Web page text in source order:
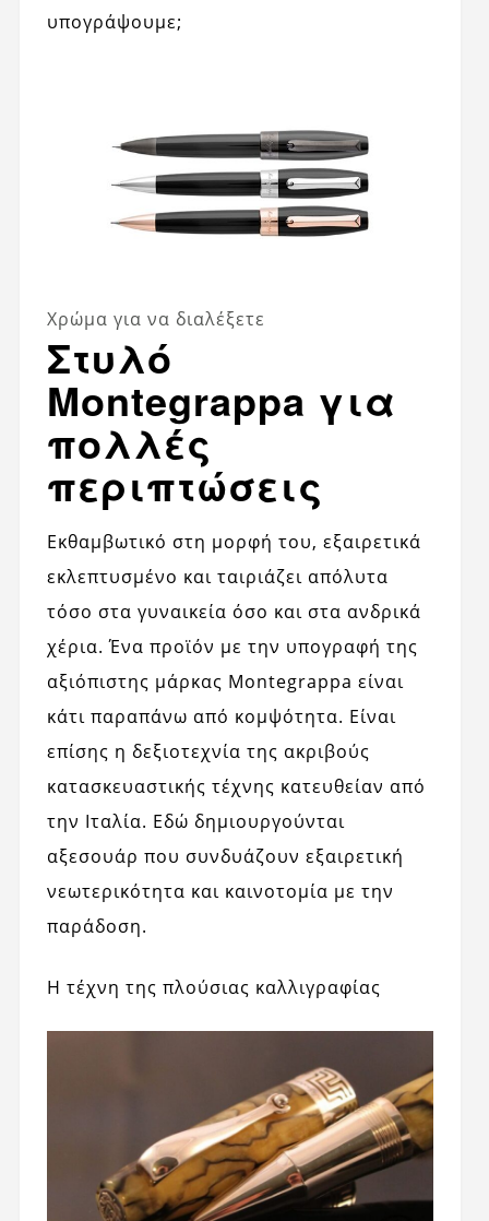
υπογράψουμε;
Χρώμα για να διαλέξετε
Στυλό
Montegrappa για
πολλές
περιπτώσεις
Εκθαμβωτικό στη μορφή του, εξαιρετικά
εκλεπτυσμένο και ταιριάζει απόλυτα
τόσο στα γυναικεία όσο και στα ανδρικά
χέρια. Ένα προϊόν με την υπογραφή της
αξιόπιστης μάρκας Montegrappa είναι
κάτι παραπάνω από κομψότητα. Είναι
επίσης η δεξιοτεχνία της ακριβούς
κατασκευαστικής τέχνης κατευθείαν από
την Ιταλία. Εδώ δημιουργούνται
αξεσουάρ που συνδυάζουν εξαιρετική
νεωτερικότητα και καινοτομία με την
παράδοση.
Η τέχνη της πλούσιας καλλιγραφίας